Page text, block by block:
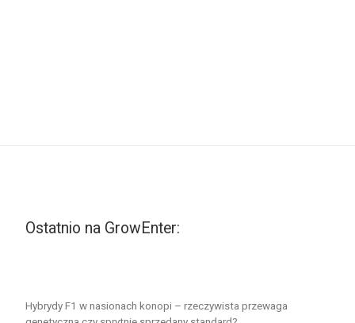
Ostatnio na GrowEnter:
Hybrydy F1 w nasionach konopi – rzeczywista przewaga